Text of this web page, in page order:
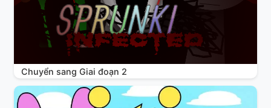
Chuyển sang Giai đoạn 2